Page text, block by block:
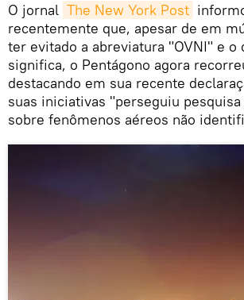
O jornal The New York Post
recentemente que, apesar de em
ter evitado a abreviatura "OVNI" e o
significa, o Pentágono agora
destacando em sua recente
suas iniciativas "perseguiu
sobre fenômenos aéreos não